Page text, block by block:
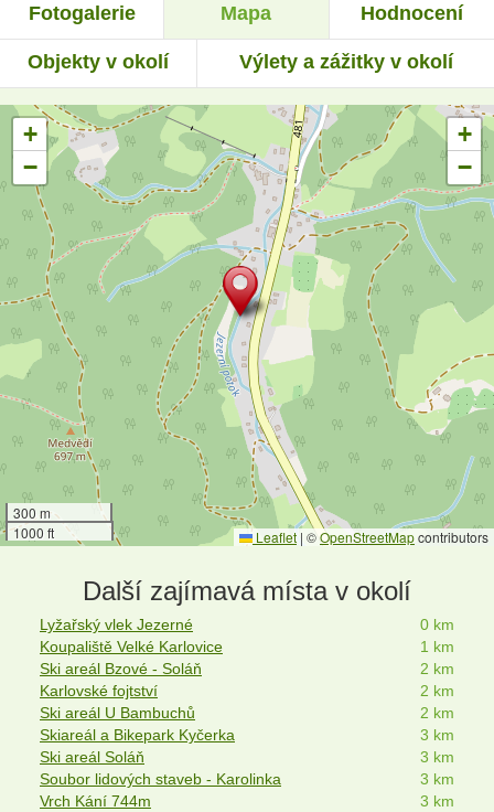
Fotogalerie Mapa Hodnocení
Objekty v okolí Výlety a zážitky v okolí
+
−
+
−
300 m
1000 ft
Leaflet | ©OpenStreetMapcontributors
Další zajímavá místa v okolí
Lyžařský vlek Jezerné
0 km
Koupaliště Velké Karlovice
1 km
Ski areál Bzové - Soláň
2 km
Karlovské fojtství
2 km
Ski areál U Bambuchů
2 km
Skiareál a Bikepark Kyčerka
3 km
Ski areál Soláň
3 km
Soubor lidových staveb - Karolinka
3 km
Vrch Kání 744m
3 km